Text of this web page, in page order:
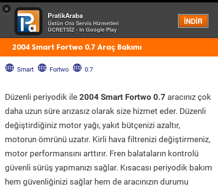
×
PratikAraba
Üstün Oto Servis Hizmetleri
ÜCRETSİZ - In Google Play
İNDİR
Menü
2004 Smart Fortwo 0.7 Araç Bakımı
Smart Fortwo 0.7
Düzenli periyodik ile 2004 Smart Fortwo 0.7 aracınız çok
daha uzun süre arızasız olarak size hizmet eder. Düzenli
değiştirdiğiniz motor yağı, yakıt bütçenizi azaltır,
motorun ömrünü uzatır. Kirli hava filtrenizi değiştirmeniz,
motor performansını arttırır. Fren balataların kontrolü
güvenli sürüş yapmanızı sağlar. Kısacası periyodik bakım
hem güvenliğinizi sağlar hem de aracınızın durumu